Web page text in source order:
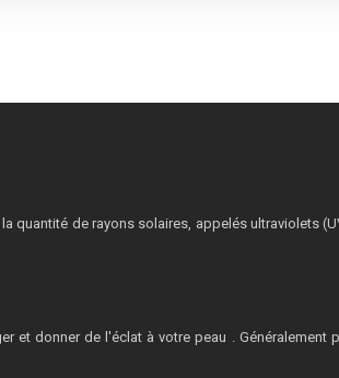
de rayons solaires, appelés ultraviolets
et donner de l'éclat à votre peau .